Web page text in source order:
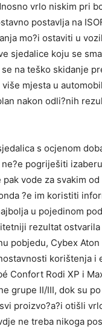
vrlo niskim pri
postavlja na
mo?i ostaviti u
sjedalice koju se
na teško skidanje
mjesta u
nakon odli?nih
s ocjenom
pogriješiti
pak vode za svakim
?e im koristiti
u pojedinom
rezultat
pobjedu, Cybex Aton
korištenja i
Confort Rodi XP i
grupe II/III, dok su
proizvo?a?i otišli
ne treba nikoga